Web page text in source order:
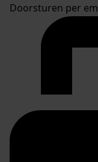
Doorsturen per